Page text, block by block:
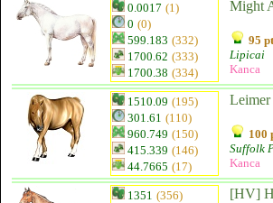
0.0017 (1)
0 (0)
599.183 (332)
1700.62 (333)
1700.38 (334)
Might
95
Lipicai
Kanca
1510.09 (195)
301.61 (110)
960.749 (150)
415.339 (146)
44.7665 (17)
Leimer
100
Suffolk
Kanca
1351 (356)
[HV]